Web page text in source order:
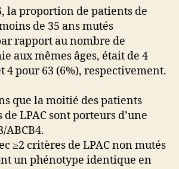
la proportion de patients de
de 35 ans mutés
rapport au nombre de
aux mêmes âges, était de 4
4 pour 63 (6%), respectivement.
que la moitié des patients
LPAC sont porteurs d’une
ABCB4.
≥2 critères de LPAC non mutés
un phénotype identique en